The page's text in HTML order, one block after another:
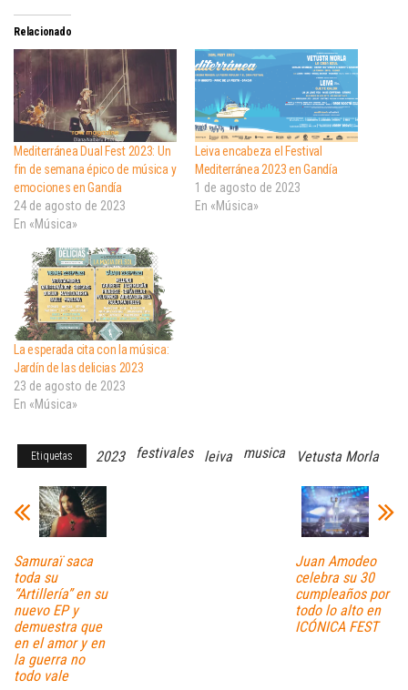
Relacionado
Mediterránea Dual Fest 2023: Un
fin de semana épico de música y
emociones en Gandía
24 de agosto de 2023
En «Música»
Leiva encabeza el Festival
Mediterránea 2023 en Gandía
1 de agosto de 2023
En «Música»
La esperada cita con la música:
Jardín de las delicias 2023
23 de agosto de 2023
En «Música»
Etiquetas 2023 festivales leiva musica Vetusta Morla
Samuraï saca
toda su
“Artillería” en su
nuevo EP y
demuestra que
en el amor y en
la guerra no
todo vale
Juan Amodeo
celebra su 30
cumpleaños por
todo lo alto en
ICÓNICA FEST